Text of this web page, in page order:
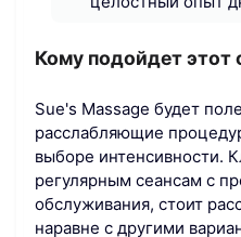
Кому подойдет этот
Sue's Massage будет
расслабляющие
выборе интенсивности.
регулярным сеансам с
обслуживания, стоит
наравне с другими